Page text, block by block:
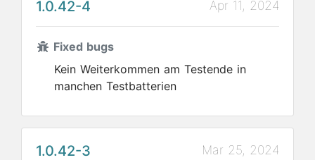
1.0.42-4 Apr 11, 2024
Fixed bugs
Kein Weiterkommen am Testende in
manchen Testbatterien
1.0.42-3 Mar 25, 2024